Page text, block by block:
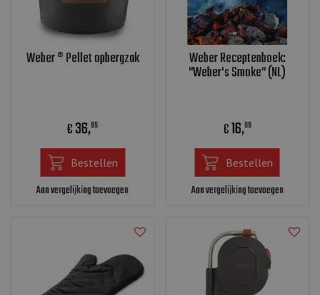
Weber ® Pellet opbergzak
€36,99
Bestellen
Aan vergelijking toevoegen
Weber Receptenboek:
"Weber's Smoke" (NL)
€16,99
Bestellen
Aan vergelijking toevoegen